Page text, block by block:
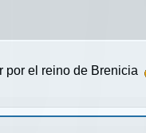
por el reino de Brenicia